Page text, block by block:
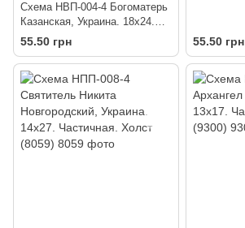
Схема НВП-004-4 Богоматерь
Казанская, Украина. 18х24.
Частичная. Холст (8041)
55.50 грн 55.50 грн